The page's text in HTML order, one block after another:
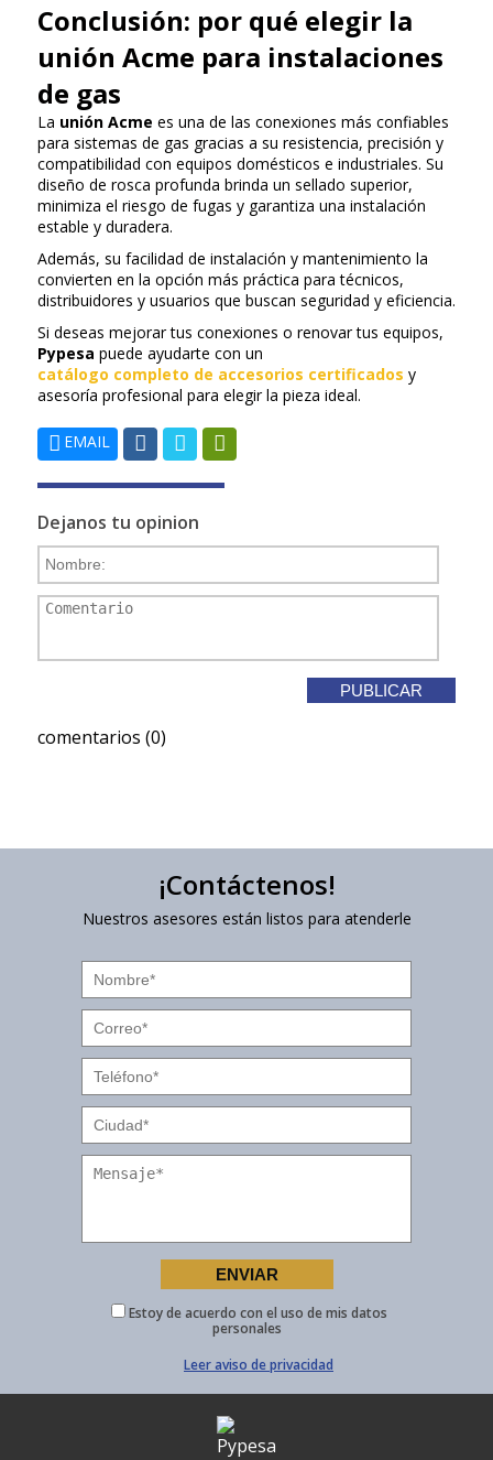
Conclusión: por qué elegir la
unión Acme para instalaciones
de gas
La unión Acme es una de las conexiones más confiables
para sistemas de gas gracias a su resistencia, precisión y
compatibilidad con equipos domésticos e industriales. Su
diseño de rosca profunda brinda un sellado superior,
minimiza el riesgo de fugas y garantiza una instalación
estable y duradera.
Además, su facilidad de instalación y mantenimiento la
convierten en la opción más práctica para técnicos,
distribuidores y usuarios que buscan seguridad y eficiencia.
Si deseas mejorar tus conexiones o renovar tus equipos,
Pypesa puede ayudarte con un
catálogo completo de accesorios certificados y
asesoría profesional para elegir la pieza ideal.
EMAIL
Dejanos tu opinion
comentarios (0)
¡Contáctenos!
Nuestros asesores están listos para atenderle
Estoy de acuerdo con el uso de mis datos
personales
Leer aviso de privacidad